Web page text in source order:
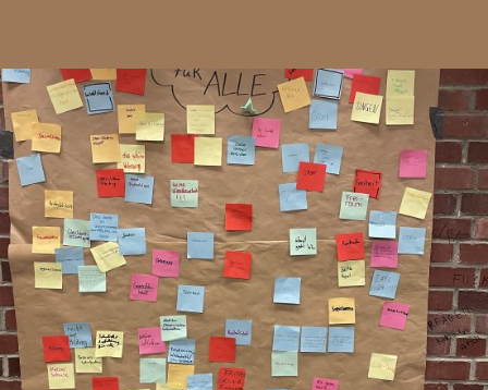
Planspiel zum Thema Glück im Landtag
Bildungsarbeit